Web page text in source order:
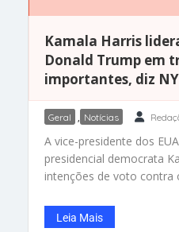
Kamala Harris
Donald Trump em
importantes, diz
Geral , Notícias
A vice-presidente dos
presidencial democrata
intenções de voto contra
podem ser determinantes
novembro. A democrata
Leia Mais